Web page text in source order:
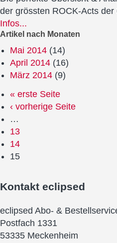
der grössten ROCK-Acts der
Infos...
Artikel nach Monaten
Mai 2014 (14)
April 2014 (16)
März 2014 (9)
« erste Seite
‹ vorherige Seite
…
13
14
15
Kontakt eclipsed
eclipsed Abo- &
Postfach 1331
53335 Meckenheim